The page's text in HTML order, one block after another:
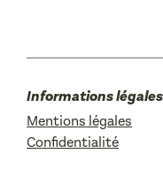
Informations légales
Mentions légales
Confidentialité